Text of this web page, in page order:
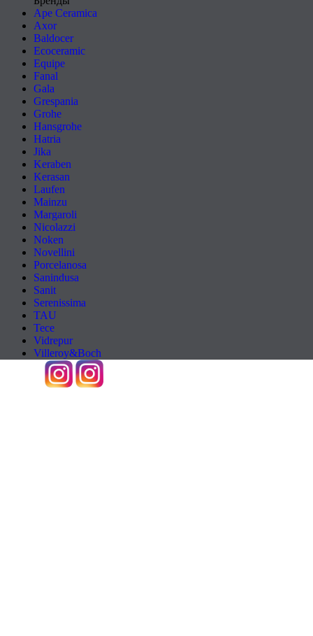
Ape Ceramica
Axor
Baldocer
Ecoceramic
Equipe
Fanal
Gala
Grespania
Grohe
Hansgrohe
Hatria
Jika
Keraben
Kerasan
Laufen
Mainzu
Margaroli
Nicolazzi
Noken
Novellini
Porcelanosa
Sanindusa
Sanit
Serenissima
TAU
Tece
Vidrepur
Villeroy&Boch